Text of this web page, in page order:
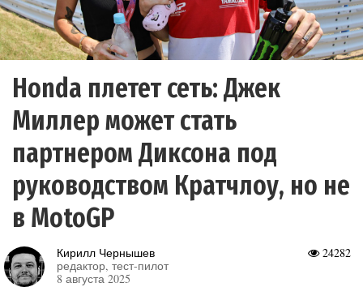
Honda плетет сеть: Джек
Миллер может стать
партнером Диксона под
руководством Кратчлоу, но не
в MotoGP
24282
Кирилл Чернышев
редактор, тест-пилот
8 августа 2025